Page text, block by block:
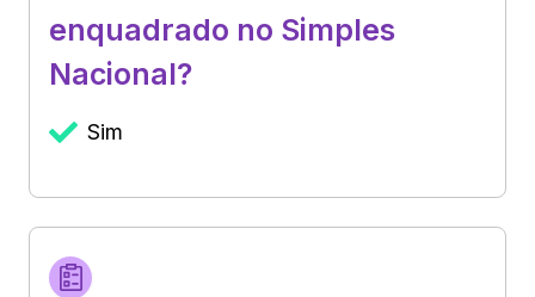
enquadrado no Simples
Nacional?
Sim